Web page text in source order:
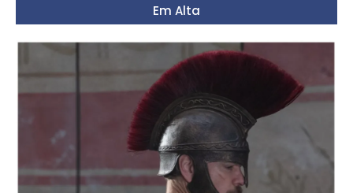
Em Alta